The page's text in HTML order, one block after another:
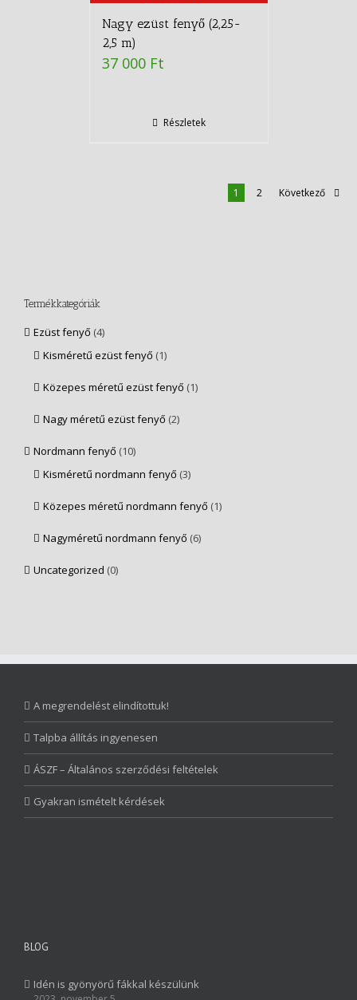
Nagy ezüst fenyő (2,25-
2,5 m)
37 000 Ft
Részletek
1 2 Következő
Termékkategóriák
Ezüst fenyő (4)
Kisméretű ezüst fenyő (1)
Közepes méretű ezüst fenyő (1)
Nagy méretű ezüst fenyő (2)
Nordmann fenyő (10)
Kisméretű nordmann fenyő (3)
Közepes méretű nordmann fenyő (1)
Nagyméretű nordmann fenyő (6)
Uncategorized (0)
A megrendelést elindítottuk!
Talpba állítás ingyenesen
ÁSZF – Általános szerződési feltételek
Gyakran ismételt kérdések
BLOG
Idén is gyönyörű fákkal készülünk